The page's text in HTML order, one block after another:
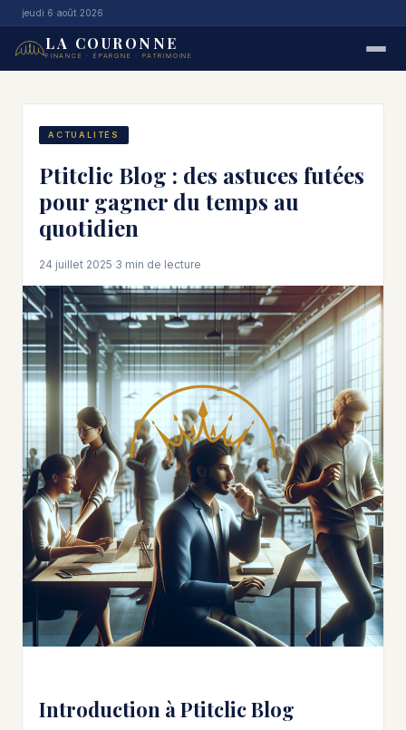
jeudi 6 août 2026
LA COURONNE
FINANCE · ÉPARGNE · PATRIMOINE
ACTUALITÉS
Ptitclic Blog : des astuces futées
pour gagner du temps au
quotidien
24 juillet 2025·3 min de lecture
Introduction à Ptitclic Blog